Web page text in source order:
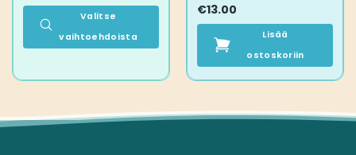
Valitse
vaihtoehdoista
muunnelma.
€13.00
Lisää
ostoskoriin